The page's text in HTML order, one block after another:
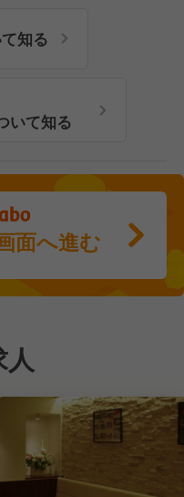
知る
いて知る
面へ進む
人